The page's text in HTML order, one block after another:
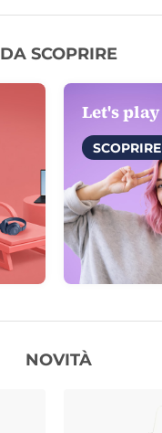
DA SCOPRIRE
Let's play
SCOPRIRE
NOVITÀ